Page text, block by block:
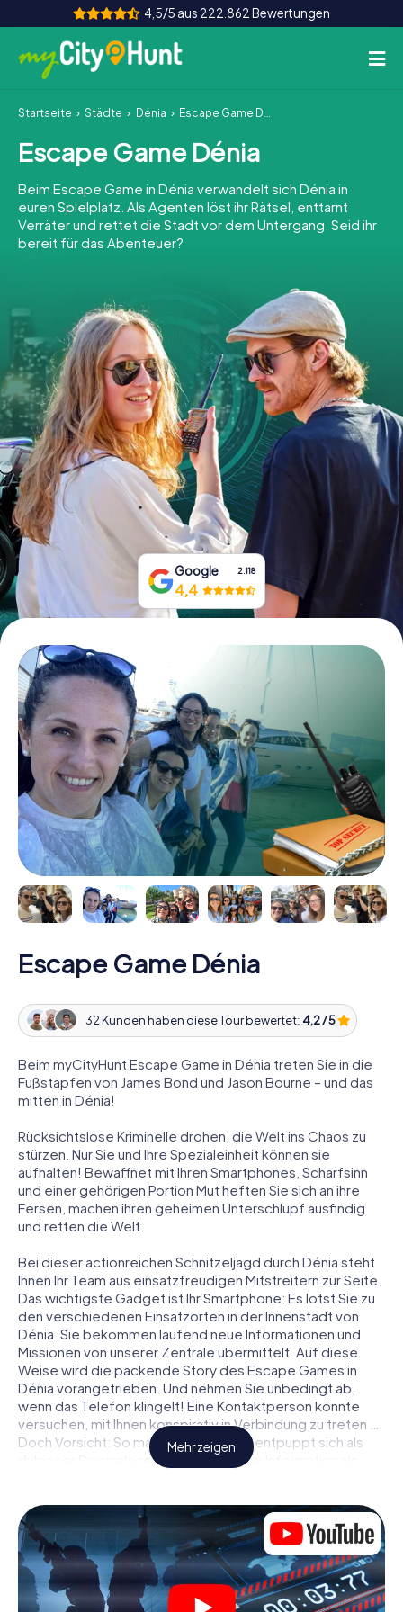
4,5/5 aus 222.862 Bewertungen
So funktioniert's
Städte
Touren
Teamevent
INT AT CH
DE
ES
FR UK
IE
IT
NL
Tickets buchen
Gutscheine bestellen
Startseite Städte Dénia Escape Game Dénia
Escape Game Dénia
Beim Escape Game in Dénia verwandelt sich Dénia in
euren Spielplatz. Als Agenten löst ihr Rätsel, enttarnt
Verräter und rettet die Stadt vor dem Untergang. Seid ihr
bereit für das Abenteuer?
Google 2.118
4,4
Escape Game Dénia
32 Kunden haben diese Tour bewertet: 4,2 / 5
Beim myCityHunt Escape Game in Dénia treten Sie in die
Fußstapfen von James Bond und Jason Bourne – und das
mitten in Dénia!
Rücksichtslose Kriminelle drohen, die Welt ins Chaos zu
stürzen. Nur Sie und Ihre Spezialeinheit können sie
aufhalten! Bewaffnet mit Ihren Smartphones, Scharfsinn
und einer gehörigen Portion Mut heften Sie sich an ihre
Fersen, machen ihren geheimen Unterschlupf ausfindig
und retten die Welt.
Bei dieser actionreichen Schnitzeljagd durch Dénia steht
Ihnen Ihr Team aus einsatzfreudigen Mitstreitern zur Seite.
Das wichtigste Gadget ist Ihr Smartphone: Es lotst Sie zu
den verschiedenen Einsatzorten in der Innenstadt von
Dénia. Sie bekommen laufend neue Informationen und
Missionen von unserer Zentrale übermittelt. Auf diese
Weise wird die packende Story des Escape Games in
Dénia vorangetrieben. Und nehmen Sie unbedingt ab,
wenn das Telefon klingelt! Eine Kontaktperson könnte
versuchen, mit Ihnen konspirativ in Verbindung zu treten …
Doch Vorsicht: So mancher Informant entpuppt sich als
dubioser Doppelagent und so manche Information als
Sie niemandem!
Anders als in einem klassischen Escape Room in Dénia
sind Sie also nicht in ein Zimmer eingesperrt, aus dem Sie
sich in einem vorgegebenen Zeitfenster befreien
müssen. Diese Smartphone Schnitzeljagd erklärt ganz
Mehr zeigen